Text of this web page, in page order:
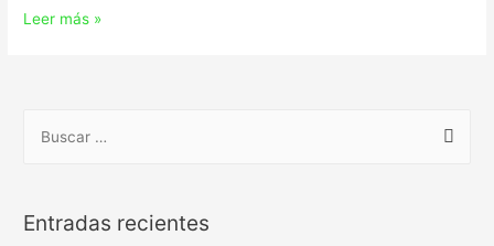
Leer más »
Entradas recientes